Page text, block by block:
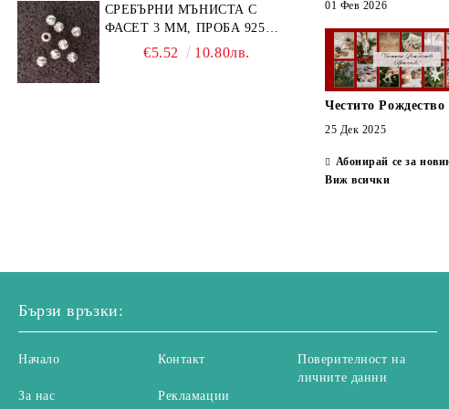
СРЕБЪРНИ МЪНИСТА С
ФАСЕТ 3 ММ, ПРОБА 925
(10БР)€5.52 10.80лв.
01 Фев 2026
Честито
25 Дек 2025
Абонирай се за
Виж всички
Бързи връзки:
Начало
За нас
Контакт
Рекламации
Поверителност на
личните данни